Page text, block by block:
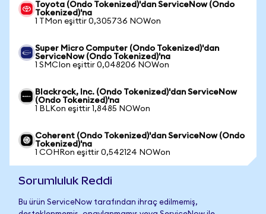
Toyota (Ondo Tokenized)'dan ServiceNow (Ondo
Tokenized)'na
1 TMon eşittir 0,305736 NOWon
Super Micro Computer (Ondo Tokenized)'dan
ServiceNow (Ondo Tokenized)'na
1 SMCIon eşittir 0,048206 NOWon
Blackrock, Inc. (Ondo Tokenized)'dan ServiceNow
(Ondo Tokenized)'na
1 BLKon eşittir 1,8485 NOWon
Coherent (Ondo Tokenized)'dan ServiceNow (Ondo
Tokenized)'na
1 COHRon eşittir 0,542124 NOWon
Sorumluluk Reddi
Bu ürün ServiceNow tarafından ihraç edilmemiş,